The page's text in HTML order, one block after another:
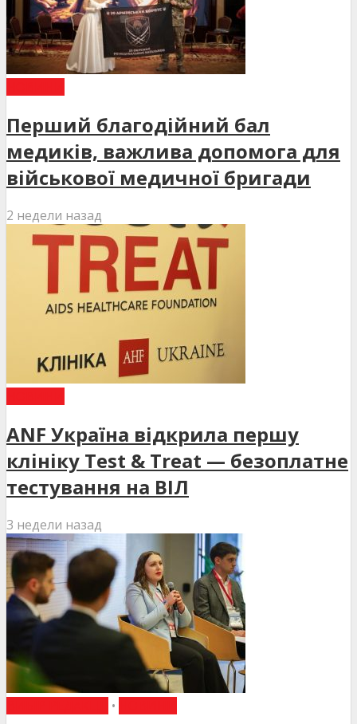
Перший благодійний бал
медиків, важлива допомога для
військової медичної бригади
2 недели назад
ANF Україна відкрила першу
клініку Test & Treat — безоплатне
тестування на ВІЛ
3 недели назад
•